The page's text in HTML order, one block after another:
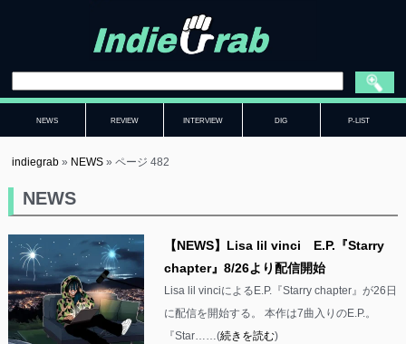
NEWS REVIEW INTERVIEW DIG P-LIST
indiegrab » NEWS »ページ 482
NEWS
【NEWS】Lisa lil vinci E.P.『Starry
chapter』8/26より配信開始
Lisa lil vinciによるE.P.『Starry chapter』が26日
に配信を開始する。 本作は7曲入りのE.P.。
『Star……(続きを読む)